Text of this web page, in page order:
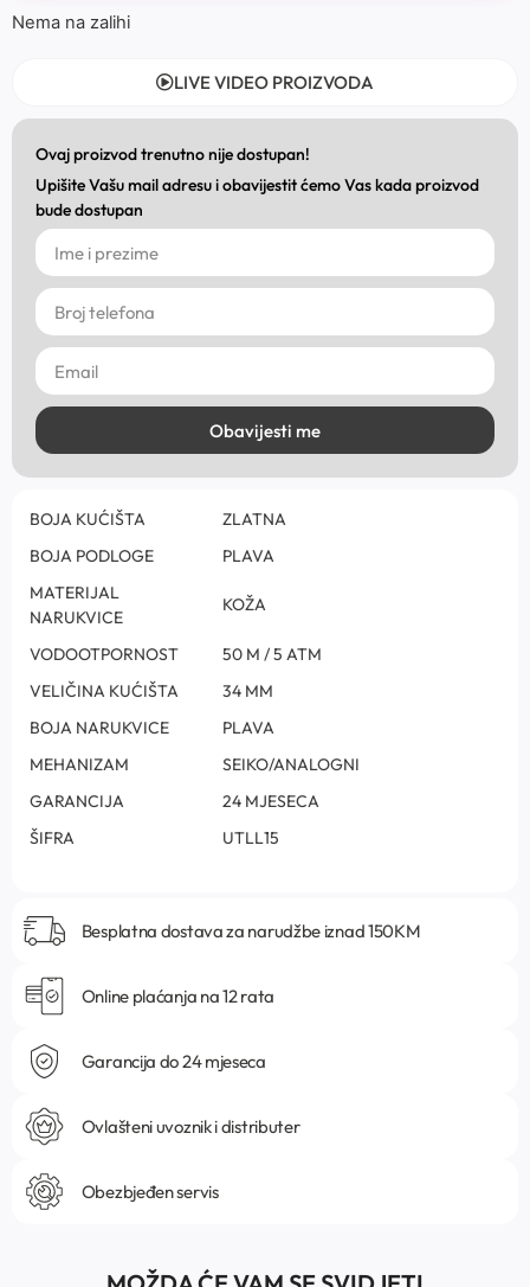
Nema na zalihi
LIVE VIDEO PROIZVODA
Ovaj proizvod trenutno nije dostupan!
Upišite Vašu mail adresu i obavijestit ćemo Vas kada proizvod
bude dostupan
Obavijesti me
BOJA KUĆIŠTA
ZLATNA
BOJA PODLOGE
PLAVA
MATERIJAL
NARUKVICE
KOŽA
VODOOTPORNOST
50 M / 5 ATM
VELIČINA KUĆIŠTA
34 MM
BOJA NARUKVICE
PLAVA
MEHANIZAM
SEIKO/ANALOGNI
GARANCIJA
24 MJESECA
ŠIFRA
UTLL15
Besplatna dostava za narudžbe iznad 150KM
Online plaćanja na 12 rata
Garancija do 24 mjeseca
Ovlašteni uvoznik i distributer
Obezbjeđen servis